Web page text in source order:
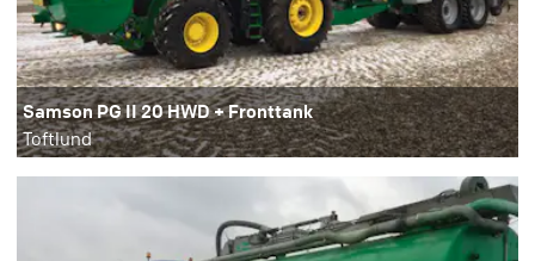
Samson PG II 20 HWD + Fronttank
Toftlund